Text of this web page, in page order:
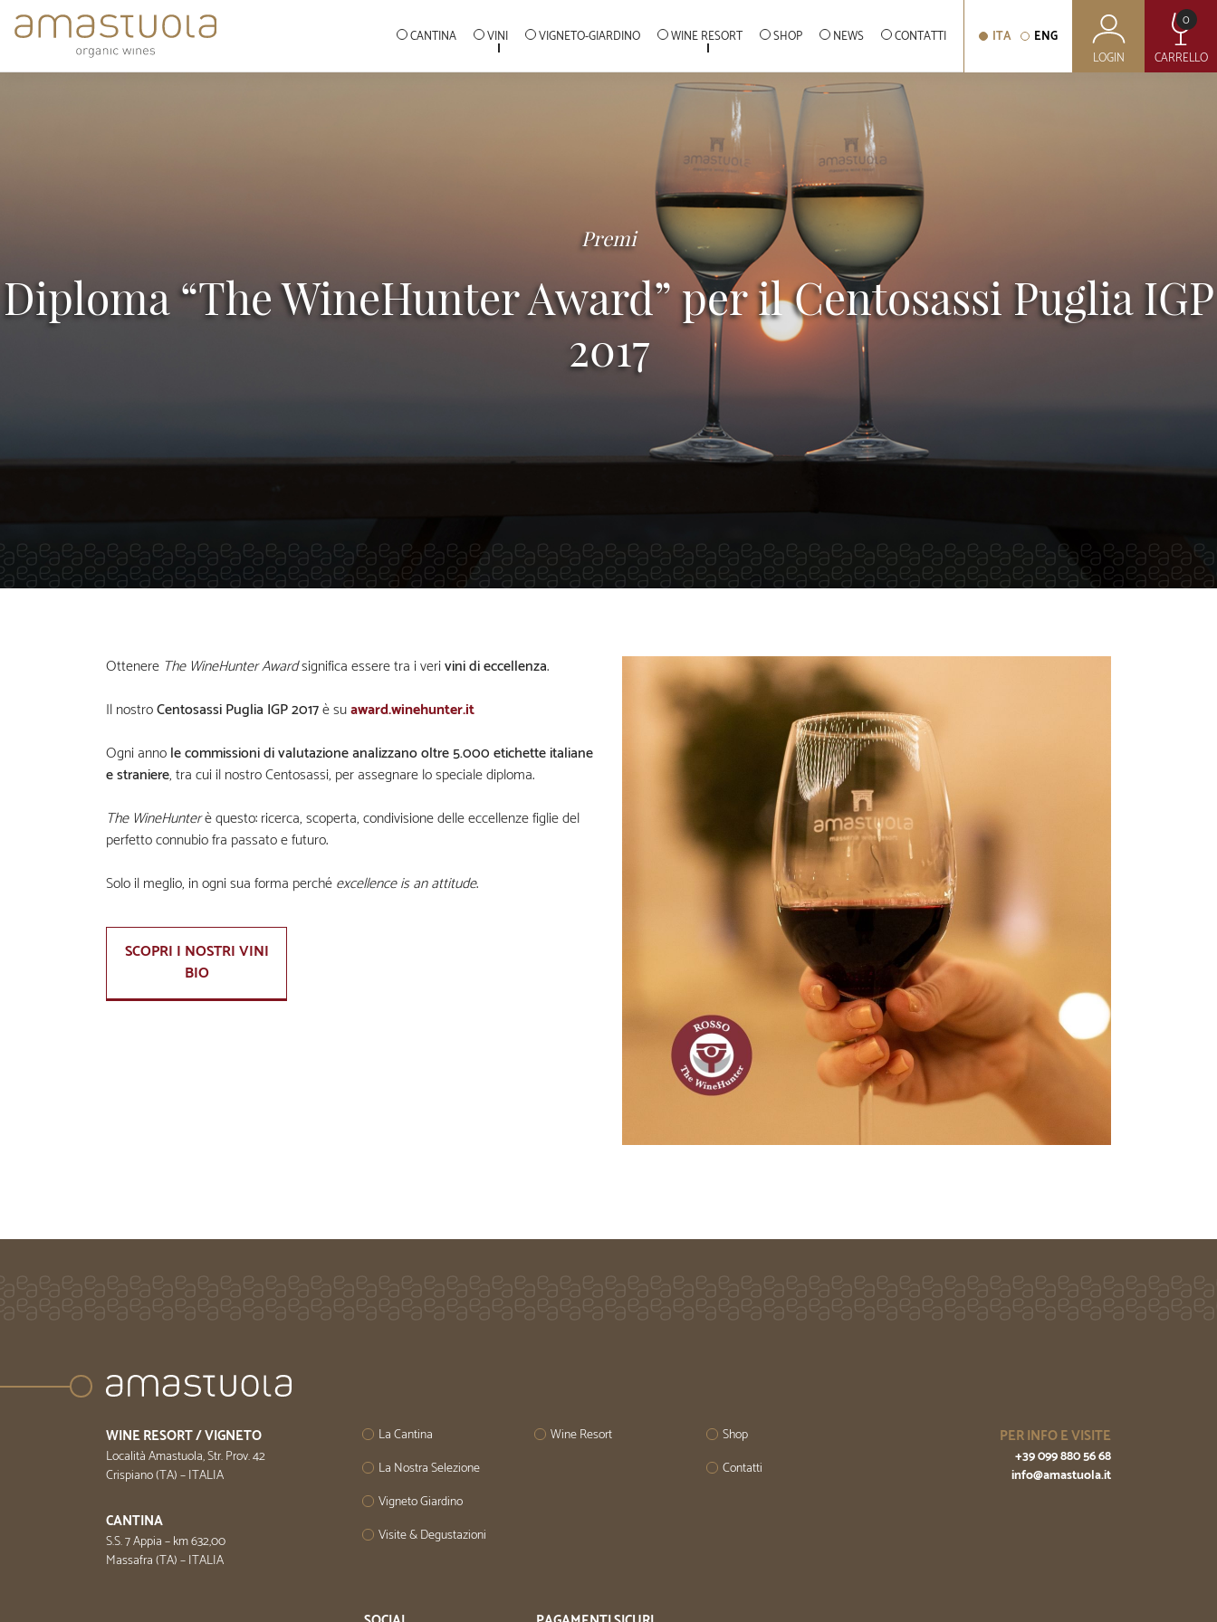
Skip
CANTINA VINI VIGNETO-GIARDINO WINE RESORT SHOP NEWS CONTATTI ITA
ENG
LOGIN
CARRELLO
0
Premi
Diploma “The WineHunter Award” per il Centosassi Puglia IGP
2017
Ottenere The WineHunter Awardsignifica essere tra i verivini di eccellenza.
Il nostroCentosassi Puglia IGP 2017è suaward.winehunter.it
Ogni annole commissioni di valutazione analizzano oltre 5.000 etichette italiane
e straniere, tra cui il nostro Centosassi, per assegnare lo speciale diploma.
The WineHunterè questo: ricerca, scoperta, condivisione delle eccellenze figlie del
perfetto connubio fra passato e futuro.
Solo il meglio, in ogni sua forma perchéexcellence is an attitude.
SCOPRI I NOSTRI VINI
BIO
WINE RESORT / VIGNETO
Località Amastuola, Str. Prov. 42
Crispiano (TA) – ITALIA
CANTINA
S.S. 7 Appia – km 632,00
Massafra (TA) – ITALIA
La Cantina
La Nostra Selezione
Vigneto Giardino
Visite & Degustazioni
Wine Resort
Shop
Contatti
PER INFO E VISITE
+39 099 880 56 68
info@amastuola.it